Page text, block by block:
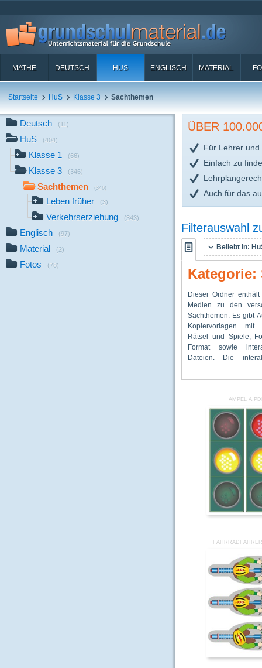
MATHE DEUTSCH HUS ENGLISCH MATERIAL
Startseite HuS Klasse 3 Sachthemen
Deutsch (11)
HuS (404)
Klasse 1 (66)
Klasse 3 (346)
Sachthemen (346)
Leben früher (3)
Verkehrserziehung (343)
Englisch (97)
Material (2)
Fotos (78)
ÜBER
Für Lehrer und
Einfach zu
Auch für das
Filterauswahl
Beliebt in:
Kategorie:
Dieser Ordner
Medien zu den
Sachthemen. Es gibt
Kopiervorlagen mit
Rätsel und Spiele,
Format sowie
Dateien. Die
Dateien können
Klassenrechnern,
werden.
Medien gibt es für
„Biologie“. Sachtexte
Tieren, eine
Werkstatt“
Vorlagen für
vorhanden.
Medien findet man für
AMPEL